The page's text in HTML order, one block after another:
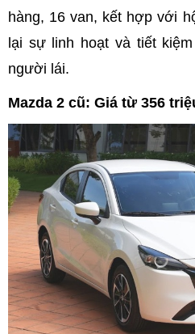
hàng, 16 van, kết hợp với
lại sự linh hoạt và tiết
người lái.
Mazda 2 cũ: Giá từ 356